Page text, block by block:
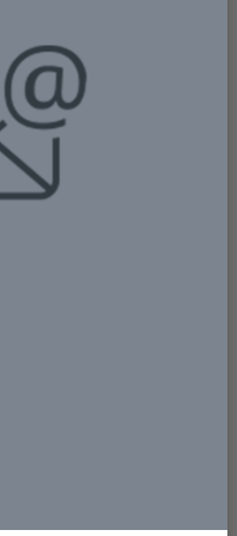
tangannya
berkata, mungkin ini
anak kampung dari
itu, ia tetap menjawab
ketika pengumuman